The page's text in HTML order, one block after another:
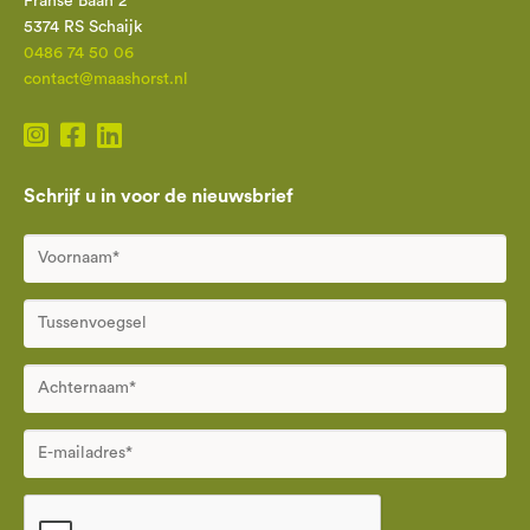
5374 RS Schaijk
0486 74 50 06
contact@maashorst.nl
Schrijf u in voor de nieuwsbrief